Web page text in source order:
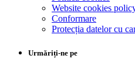
Website cookies
Conformare
Protecția datelor cu
Urmăriți-ne pe